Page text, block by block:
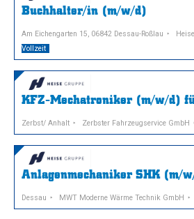
Buchhalter/in (m/w/d)
Am Eichengarten 15, 06842 Dessau-Roßlau
Vollzeit
KFZ-Mechatroniker (m/w/d)
Zerbst/ Anhalt Zerbster Fahrzeugservice GmbH
Anlagenmechaniker SHK (m/
Dessau MWT Moderne Wärme Technik GmbH